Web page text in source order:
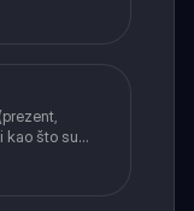
kao što su
II, kao i